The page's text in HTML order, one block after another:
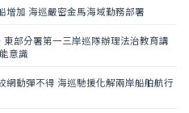
增加 海巡嚴密金馬海域勤務部署
部分署第一三岸巡隊辦理法治教育講
意識
網動彈不得 海巡馳援化解兩岸船舶航行